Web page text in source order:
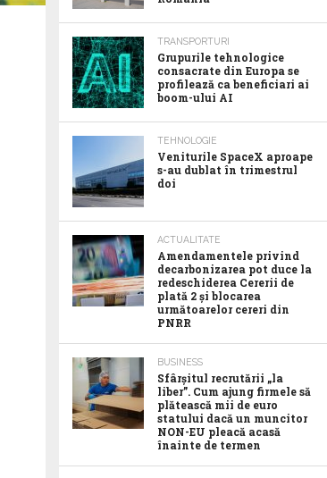
TRANSPORTURI
Grupurile tehnologice
consacrate din Europa se
profilează ca beneficiari ai
boom-ului AI
TEHNOLOGIE
Veniturile SpaceX aproape
s-au dublat în trimestrul
doi
ACTUALITATE
Amendamentele privind
decarbonizarea pot duce la
redeschiderea Cererii de
plată 2 și blocarea
următoarelor cereri din
PNRR
BUSINESS
Sfârșitul recrutării „la
liber”. Cum ajung firmele să
plătească mii de euro
statului dacă un muncitor
NON-EU pleacă acasă
înainte de termen